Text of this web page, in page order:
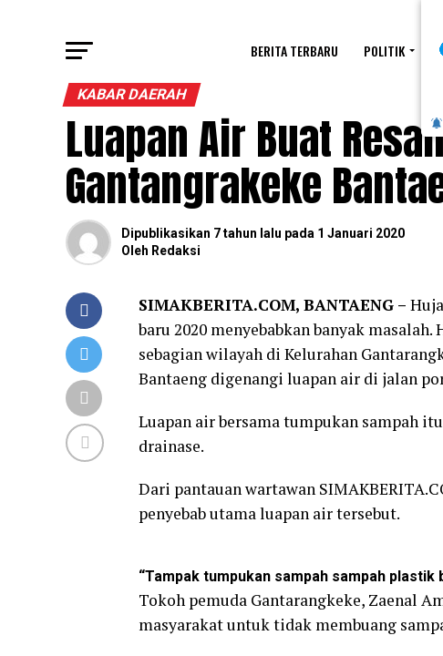
BERITA TERBARU POLITIK
KABAR DAERAH
Luapan Air Buat
Gantangrakeke
Dipublikasikan 7 tahun lalu pada 1 Januari 2020
Oleh Redaksi
SIMAKBERITA.COM, BANTAENG –
baru 2020 menyebabkan banyak
sebagian wilayah di Kelurahan
Bantaeng digenangi luapan air di jalan
Luapan air bersama tumpukan sampah
drainase.
Dari pantauan wartawan
penyebab utama luapan air tersebut.
“Tampak tumpukan sampah sampah
Tokoh pemuda Gantarangkeke, Zaenal
masyarakat untuk tidak membuang